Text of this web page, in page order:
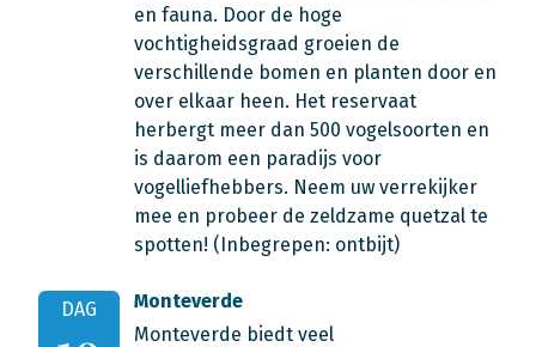
en fauna. Door de hoge
vochtigheidsgraad groeien de
verschillende bomen en planten door en
over elkaar heen. Het reservaat
herbergt meer dan 500 vogelsoorten en
is daarom een paradijs voor
vogelliefhebbers. Neem uw verrekijker
mee en probeer de zeldzame quetzal te
spotten! (Inbegrepen: ontbijt)
DAG
Monteverde
Monteverde biedt veel